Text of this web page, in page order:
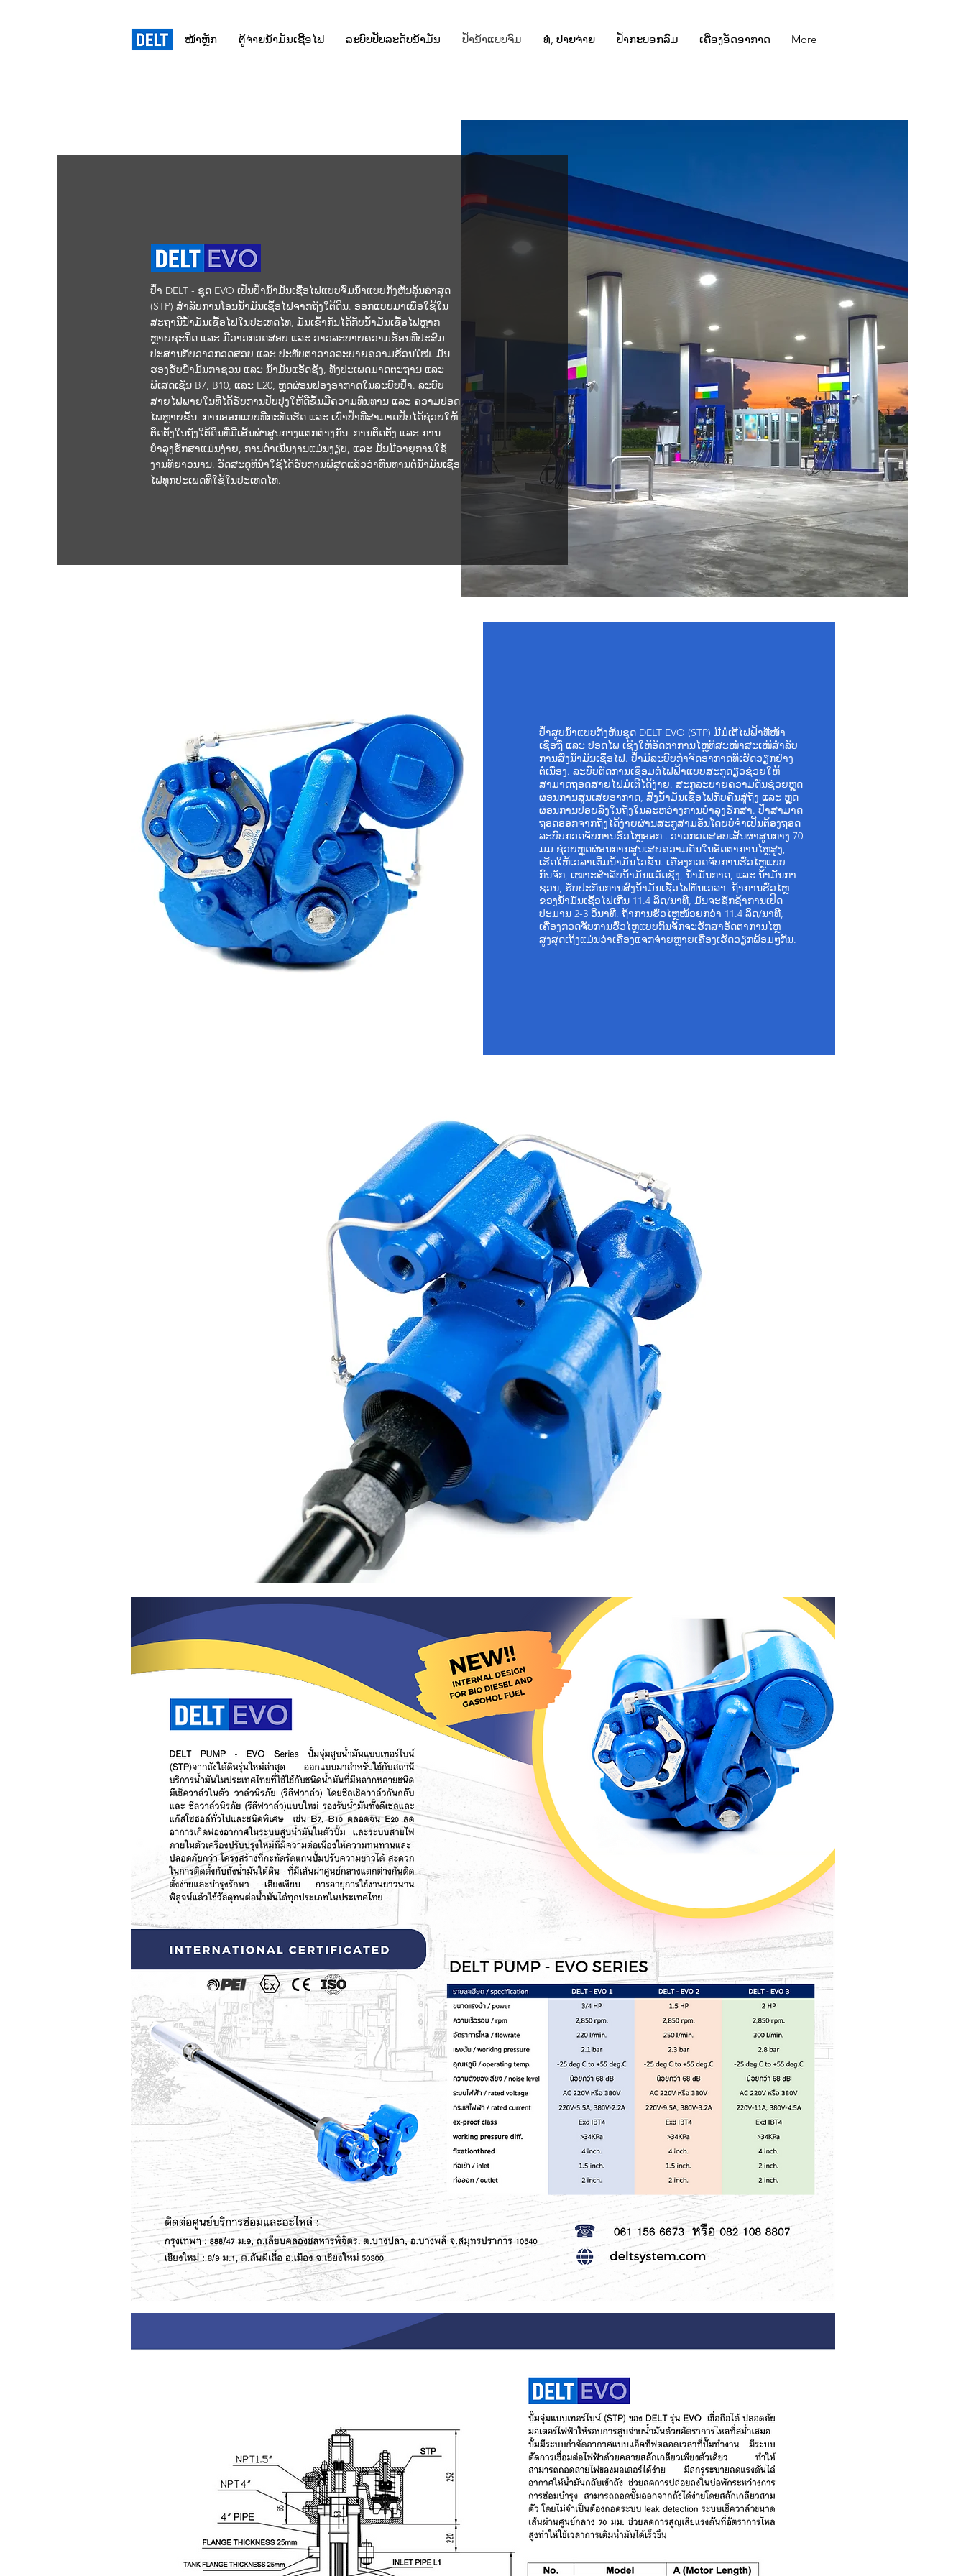
ໜ້າຫຼັກ ຕູ້ຈ່າຍນໍ້າມັນເຊື້ອໄຟ ລະບົບປັບລະດັບນ້ຳມັນ ປ້ຳນ້ຳແບບຈົມ ທໍ່, ປາຍຈ່າຍ ປໍ້າກະບອກລົມ ເຄື່ອງອັດອາກາດ More
ປໍ້າ DELT - ຊຸດ EVO ເປັນປໍ້ານໍ້າມັນເຊື້ອໄຟແບບຈົມນໍ້າແບບກັງຫັນລຸ້ນລ່າສຸດ
(STP) ສຳລັບການໂອນນໍ້າມັນເຊື້ອໄຟຈາກຖັງໃຕ້ດິນ. ອອກແບບມາເພື່ອໃຊ້ໃນ
ສະຖານີນໍ້າມັນເຊື້ອໄຟໃນປະເທດໄທ, ມັນເຂົ້າກັນໄດ້ກັບນໍ້າມັນເຊື້ອໄຟຫຼາກ
ຫຼາຍຊະນິດ ແລະ ມີວາວກວດສອບ ແລະ ວາວລະບາຍຄວາມຮ້ອນທີ່ປະສົມ
ປະສານກັບວາວກວດສອບ ແລະ ປະທັບຕາວາວລະບາຍຄວາມຮ້ອນໃໝ່. ມັນ
ຮອງຮັບນໍ້າມັນກາຊວນ ແລະ ນໍ້າມັນແອັດຊັງ, ທັງປະເພດມາດຕະຖານ ແລະ
ພິເສດເຊັ່ນ B7, B10, ແລະ E20, ຫຼຸດຜ່ອນຟອງອາກາດໃນລະບົບປໍ້າ. ລະບົບ
ສາຍໄຟພາຍໃນທີ່ໄດ້ຮັບການປັບປຸງໃຫ້ດີຂຶ້ນມີຄວາມທົນທານ ແລະ ຄວາມປອດ
ໄພຫຼາຍຂຶ້ນ. ການອອກແບບທີ່ກະທັດຮັດ ແລະ ເພົາປໍ້າທີ່ສາມາດປັບໄດ້ຊ່ວຍໃຫ້
ຕິດຕັ້ງໃນຖັງໃຕ້ດິນທີ່ມີເສັ້ນຜ່າສູນກາງແຕກຕ່າງກັນ. ການຕິດຕັ້ງ ແລະ ການ
ບຳລຸງຮັກສາແມ່ນງ່າຍ, ການດໍາເນີນງານແມ່ນງຽບ, ແລະ ມັນມີອາຍຸການໃຊ້
ງານທີ່ຍາວນານ. ວັດສະດຸທີ່ນໍາໃຊ້ໄດ້ຮັບການພິສູດແລ້ວວ່າທົນທານຕໍ່ນໍ້າມັນເຊື້ອ
ໄຟທຸກປະເພດທີ່ໃຊ້ໃນປະເທດໄທ.
ປໍ້າສູບນ້ຳແບບກັງຫັນຊຸດ DELT EVO (STP) ມີມໍເຕີໄຟຟ້າທີ່ໜ້າ
ເຊື່ອຖື ແລະ ປອດໄພ ເຊິ່ງໃຫ້ອັດຕາການໄຫຼທີ່ສະໝໍ່າສະເໝີສຳລັບ
ການສົ່ງນໍ້າມັນເຊື້ອໄຟ. ປໍ້າມີລະບົບກຳຈັດອາກາດທີ່ເຮັດວຽກຢ່າງ
ຕໍ່ເນື່ອງ. ລະບົບຕັດການເຊື່ອມຕໍ່ໄຟຟ້າແບບສະກູດຽວຊ່ວຍໃຫ້
ສາມາດຖອດສາຍໄຟມໍເຕີໄດ້ງ່າຍ. ສະກູລະບາຍຄວາມດັນຊ່ວຍຫຼຸດ
ຜ່ອນການສູນເສຍອາກາດ, ສົ່ງນໍ້າມັນເຊື້ອໄຟກັບຄືນສູ່ຖັງ ແລະ ຫຼຸດ
ຜ່ອນການປ່ອຍລົງໃນຖັງໃນລະຫວ່າງການບຳລຸງຮັກສາ. ປໍ້າສາມາດ
ຖອດອອກຈາກຖັງໄດ້ງ່າຍຜ່ານສະກູສາມອັນໂດຍບໍ່ຈຳເປັນຕ້ອງຖອດ
ລະບົບກວດຈັບການຮົ່ວໄຫຼອອກ . ວາວກວດສອບເສັ້ນຜ່າສູນກາງ 70
ມມ ຊ່ວຍຫຼຸດຜ່ອນການສູນເສຍຄວາມດັນໃນອັດຕາການໄຫຼສູງ,
ເຮັດໃຫ້ເວລາເຕີມນໍ້າມັນໄວຂຶ້ນ. ເຄື່ອງກວດຈັບການຮົ່ວໄຫຼແບບ
ກົນຈັກ, ເໝາະສຳລັບນໍ້າມັນແອັດຊັງ, ນໍ້າມັນກາດ, ແລະ ນໍ້າມັນກາ
ຊວນ, ຮັບປະກັນການສົ່ງນໍ້າມັນເຊື້ອໄຟທັນເວລາ. ຖ້າການຮົ່ວໄຫຼ
ຂອງນໍ້າມັນເຊື້ອໄຟເກີນ 11.4 ລິດ/ນາທີ, ມັນຈະຊັກຊ້າການເປີດ
ປະມານ 2-3 ວິນາທີ. ຖ້າການຮົ່ວໄຫຼໜ້ອຍກວ່າ 11.4 ລິດ/ນາທີ,
ເຄື່ອງກວດຈັບການຮົ່ວໄຫຼແບບກົນຈັກຈະຮັກສາອັດຕາການໄຫຼ
ສູງສຸດເຖິງແມ່ນວ່າເຄື່ອງແຈກຈ່າຍຫຼາຍເຄື່ອງເຮັດວຽກພ້ອມໆກັນ.